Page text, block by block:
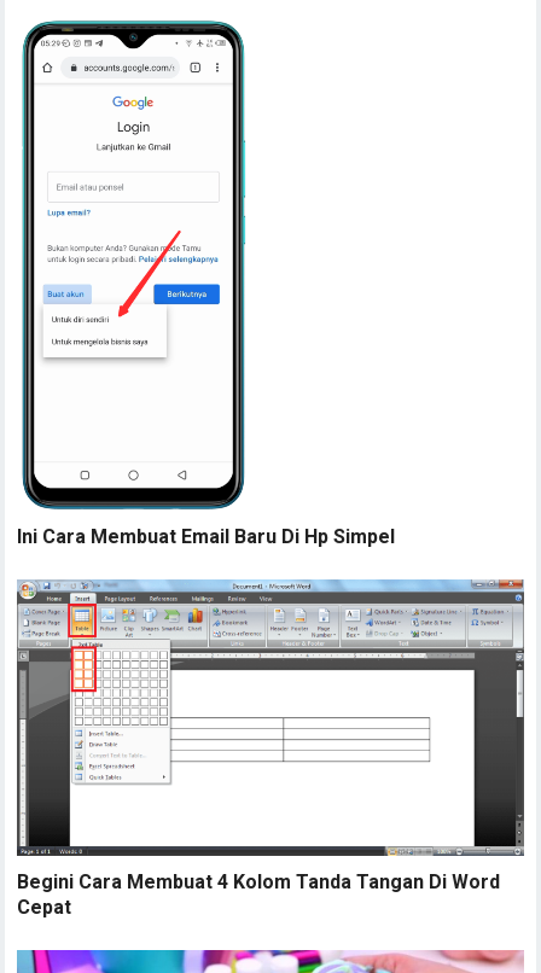
Ini Cara Membuat Email Baru Di Hp Simpel
Begini Cara Membuat 4 Kolom Tanda Tangan Di Word
Cepat